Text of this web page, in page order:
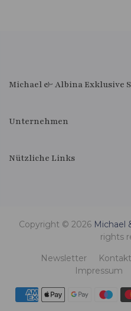
Michael & Albina Exklusive
Unternehmen
Nützliche Links
Copyright © 2026 Michael
rights
Newsletter
Kontakt
Impressum